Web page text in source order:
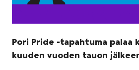
Pori Pride -tapahtuma palaa
kuuden vuoden tauon